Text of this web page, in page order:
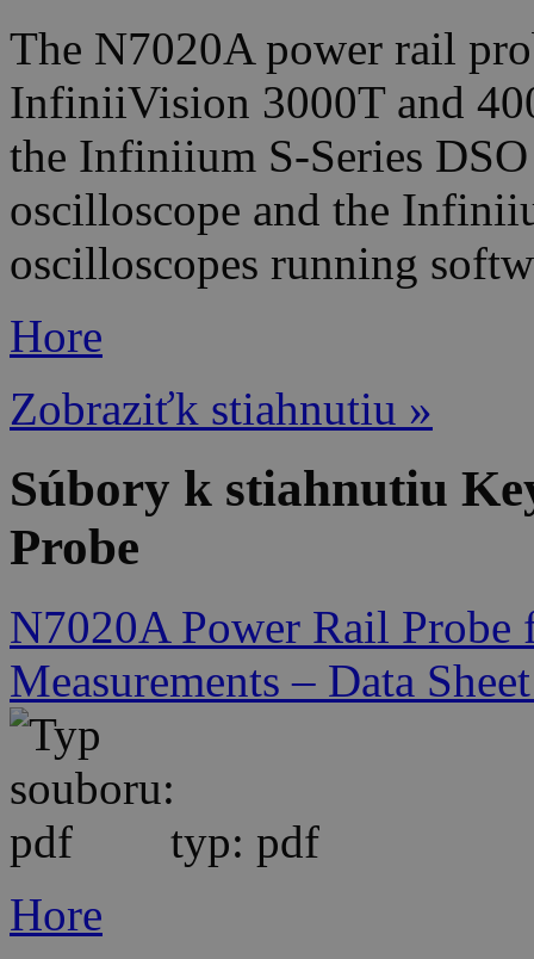
The N7020A power rail
InfiniiVision 3000T and
the Infiniium S-Series
oscilloscope and the
oscilloscopes running
Hore
Zobraziťk stiahnutiu »
Súbory k stiahnutiu
Probe
N7020A Power Rail
Measurements – Data
typ: pdf
Hore